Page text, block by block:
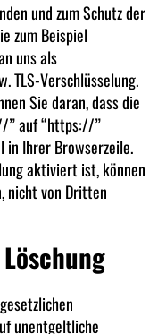
und zum Schutz der
zum Beispiel
uns als
TLS-Verschlüsselung.
Sie daran, dass die
” auf “https://”
in Ihrer Browserzeile.
aktiviert ist, können
nicht von Dritten
unentgeltliche